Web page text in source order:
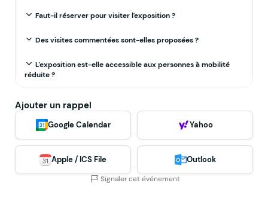
Faut-il réserver pour visiter l'exposition ?
Des visites commentées sont-elles proposées ?
L'exposition est-elle accessible aux personnes à mobilité
réduite ?
Ajouter un rappel
Google Calendar Yahoo
Apple / ICS File Outlook
Signaler cet événement